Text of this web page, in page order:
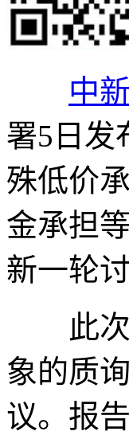
中
署5日发
殊低价
金承担
新一轮讨
此次
象的质
议。报